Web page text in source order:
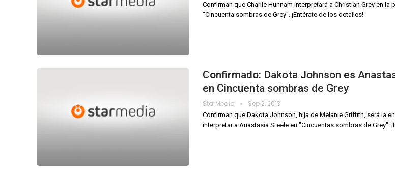
Confirman que Charlie Hunnam interpretará a Christian Grey en la
"Cincuenta sombras de Grey". ¡Entérate de los detalles!
Confirmado: Dakota Johnson es
en Cincuenta sombras de Grey
StarMedia Sep 2, 2013
Confirman que Dakota Johnson, hija de Melanie Griffith, será la
interpretar a Anastasia Steele en "Cincuentas sombras de Grey".